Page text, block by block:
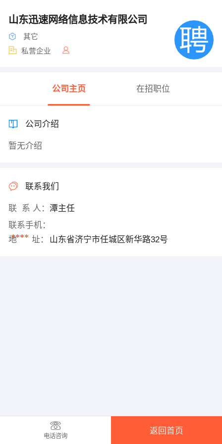
山东迅速网络信息技术有限公司
其它
私营企业
公司主页 在招职位
公司介绍
暂无介绍
联系我们
联 系 人： 潭主任
联系手机：
****
地 址： 山东省济宁市任城区新华路32号
电话咨询
返回首页